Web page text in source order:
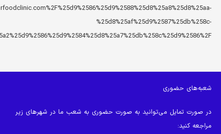
%25d8%25af%25d9%2587%25db%258c-
شعبه‌های حضوری
در صورت تمایل می‌توانید به صورت حضوری به شعب ما در شهرهای زیر
مراجعه کنید: